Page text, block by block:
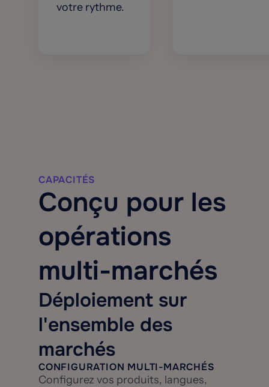
votre rythme.
CAPACITÉS
Conçu pour les
opérations
multi-marchés
Déploiement sur
l'ensemble des
marchés
CONFIGURATION MULTI-MARCHÉS
Configurez vos produits, langues,